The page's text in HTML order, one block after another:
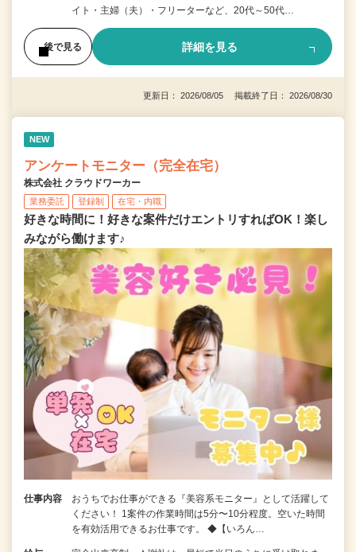
イト・主婦（夫）・フリーターなど、20代～50代…
後で見る 詳細を見る
更新日： 2026/08/05 掲載終了日： 2026/08/30
NEW
アンケートモニター（完全在宅）
株式会社 クラウドワーカー
業務委託 登録制 在宅・内職
好きな時間に！好きな案件だけエントリすればOK！楽し
みながら働けます♪
仕事内容
おうちでお仕事ができる『美容系モニター』として活躍して
ください！ 1案件の作業時間は5分〜10分程度。空いた時間
を有効活用できるお仕事です。 ◆【いろん…